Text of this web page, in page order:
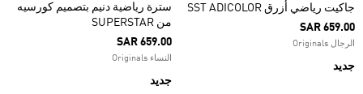
جاكيت رياضي أزرق SST ADICOLOR
SAR 659.00
الرجال Originals
جديد
سترة رياضية دنيم بتصميم كورسيه
من SUPERSTAR
SAR 659.00
النساء Originals
جديد